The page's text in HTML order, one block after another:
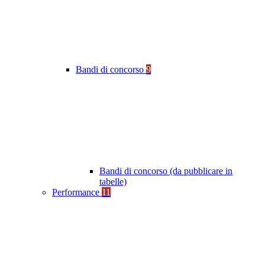
Bandi di concorso 9
Bandi di concorso (da pubblicare in
tabelle)
Performance 11